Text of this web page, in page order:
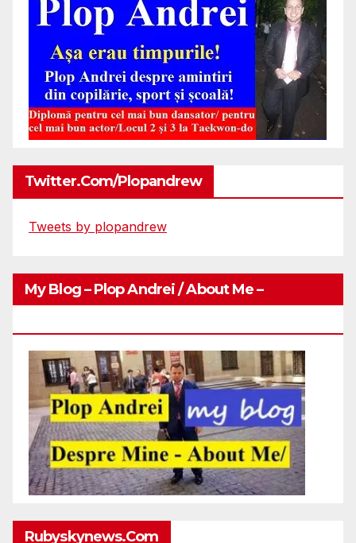
Twitter.com/plopandrew
Tweets by plopandrew
My Blog – Plop Andrei / About Me –
Rubyskynews.com